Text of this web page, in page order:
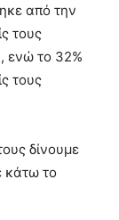
από την
τους
ενώ το 32%
τους
δίνουμε
κάτω το